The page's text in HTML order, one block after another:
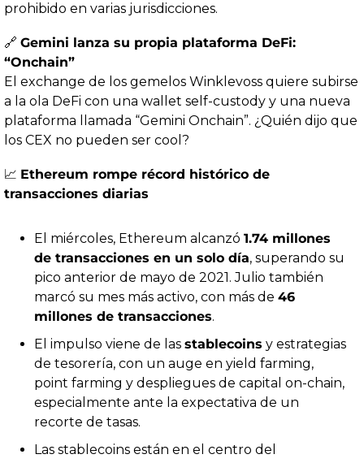
prohibido en varias jurisdicciones.
🔗 Gemini lanza su propia plataforma DeFi:
“Onchain”
El exchange de los gemelos Winklevoss quiere subirse
a la ola DeFi con una wallet self-custody y una nueva
plataforma llamada “Gemini Onchain”. ¿Quién dijo que
los CEX no pueden ser cool?
📈 Ethereum rompe récord histórico de
transacciones diarias
El miércoles, Ethereum alcanzó 1.74 millones
de transacciones en un solo día, superando su
pico anterior de mayo de 2021. Julio también
marcó su mes más activo, con más de 46
millones de transacciones.
El impulso viene de las stablecoins y estrategias
de tesorería, con un auge en yield farming,
point farming y despliegues de capital on-chain,
especialmente ante la expectativa de un
recorte de tasas.
Las stablecoins están en el centro del